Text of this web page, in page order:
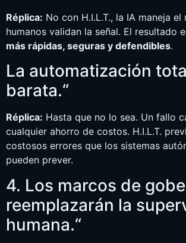
Réplica: No con H.I.L.T., la IA maneja el
humanos validan la señal. El resultado
más rápidas, seguras y defendibles.
La automatización
barata.“
Réplica: Hasta que no lo sea. Un fallo
cualquier ahorro de costos. H.I.L.T.
costosos errores que los sistemas
pueden prever.
4. Los marcos de
reemplazarán la
humana.“